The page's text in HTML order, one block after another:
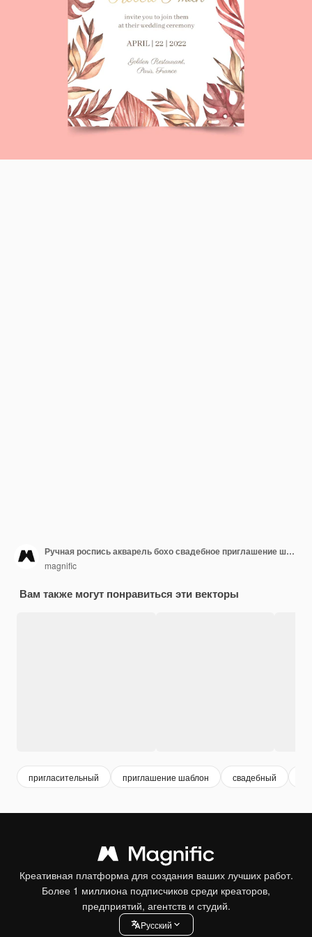
Ручная роспись акварель бохо свадебное приглашение шаблон
magnific
Вам также могут понравиться эти векторы
пригласительный приглашение шаблон свадебный
Креативная платформа для создания ваших лучших работ.
Более 1 миллиона подписчиков среди креаторов,
предприятий, агентств и студий.
Pусский